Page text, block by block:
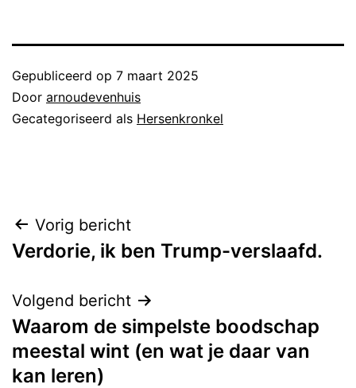
Gepubliceerd op 7 maart 2025
Door arnoudevenhuis
Gecategoriseerd als Hersenkronkel
Bericht
navigatie
Vorig bericht
Verdorie, ik ben Trump-verslaafd.
Volgend bericht
Waarom de simpelste boodschap
meestal wint (en wat je daar van
kan leren)